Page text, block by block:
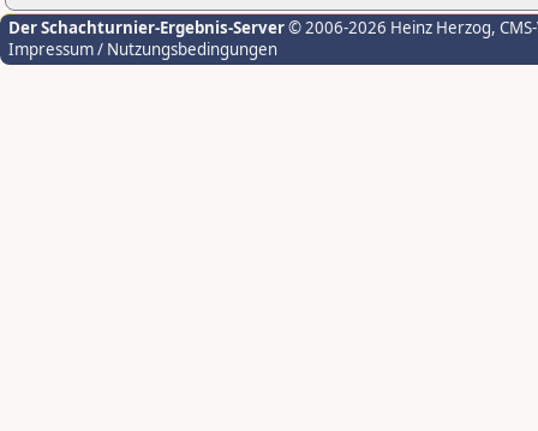
Der Schachturnier-Ergebnis-Server© 2006-2026 Heinz Herzog,
Impressum / Nutzungsbedingungen